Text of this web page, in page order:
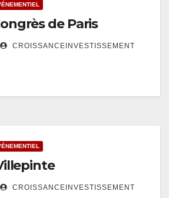
de Paris
CROISSANCEINVESTISSEMENT
CROISSANCEINVESTISSEMENT